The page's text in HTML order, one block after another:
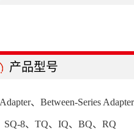
产品型号
、Between-Series
SQ-8、TQ、IQ、BQ、RQ